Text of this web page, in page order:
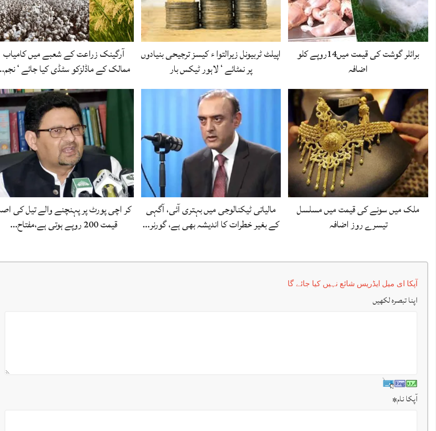
برائلر گوشت کی قیمت میں14روپے کلو
اضافہ
اپیلٹ ٹربیونل زیرالتوا ء کیسز ترجیحی بنیادوں
پر نمٹائے ‘ لاہور ٹیکس بار
آرگینک زراعت کے شعبے میں کامیاب
ممالک کے ماڈلزکو سٹڈی کیا جائے ‘
ملک میں سونے کی قیمت میں مسلسل
تیسرے روز اضافہ
مالیاتی ٹیکنالوجی میں بہتری آئی، آگہی
کے بغیر خطرات کا اندیشہ بھی ہے، گورنر…
کر اچی پورٹ پر پہنچنے والے تیل کی
قیمت 200 روپے ہوتی ہے،مفتاح…
آپکا ای میل ایڈریس شائع نہیں کیا جائے گا
اپنا تبصرہ لکھیں
آپکا نام*